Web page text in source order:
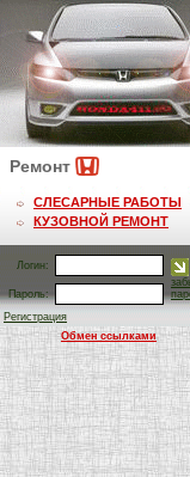
Ремонт
СЛЕСАРНЫЕ РАБОТЫ
КУЗОВНОЙ РЕМОНТ
Логин:
Пароль:
Регистрация
Обмен ссылками